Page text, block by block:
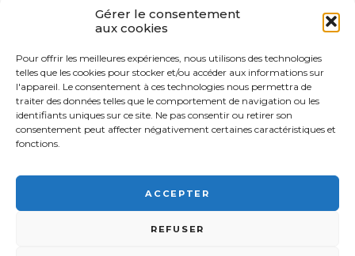
Gérer le consentement
aux cookies
Pour offrir les meilleures expériences, nous utilisons des technologies
telles que les cookies pour stocker et/ou accéder aux informations sur
l'appareil. Le consentement à ces technologies nous permettra de
traiter des données telles que le comportement de navigation ou les
identifiants uniques sur ce site. Ne pas consentir ou retirer son
consentement peut affecter négativement certaines caractéristiques et
fonctions.
ACCEPTER
REFUSER
PALONNIER À
VENTOUSES
POUR POUTRE
(MÉTAL)
PALONNIER À
VENTOUSES
POUR PLAQUES
ET PANNEAUX
BOIS
FSI France© 2026 - Tous droits réservés -